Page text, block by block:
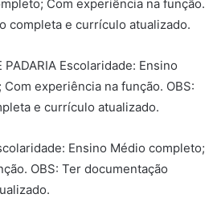
Com experiência na função.
completa e currículo atualizado.
PADARIA Escolaridade: Ensino
experiência na função. OBS:
e currículo atualizado.
Ensino Médio completo;
OBS: Ter documentação